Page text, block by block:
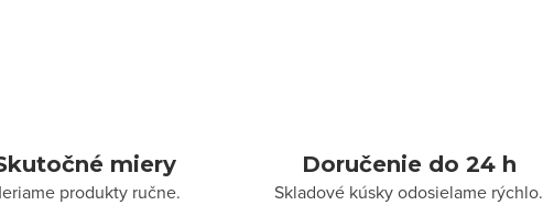
miery
produkty ručne.
Doručenie do 24 h
Skladové kúsky odosielame rýchlo.